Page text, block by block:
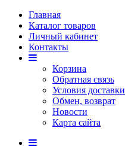
Главная
Каталог товаров
Личный кабинет
Контакты
Корзина
Обратная связь
Условия доставки
Обмен, возврат
Новости
Карта сайта